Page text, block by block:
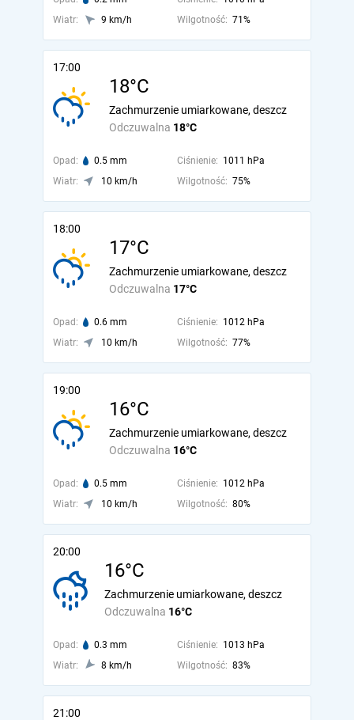
Wiatr:
9 km/h Wilgotność: 71%
17:00
18°C
Odczuwalna 18°C
Zachmurzenie umiarkowane, deszcz
Opad: 0.5 mm Ciśnienie: 1011 hPa
Wiatr:
10 km/h Wilgotność: 75%
18:00
17°C
Odczuwalna 17°C
Zachmurzenie umiarkowane, deszcz
Opad: 0.6 mm Ciśnienie: 1012 hPa
Wiatr:
10 km/h Wilgotność: 77%
19:00
16°C
Odczuwalna 16°C
Zachmurzenie umiarkowane, deszcz
Opad: 0.5 mm Ciśnienie: 1012 hPa
Wiatr:
10 km/h Wilgotność: 80%
20:00
16°C
Odczuwalna 16°C
Zachmurzenie umiarkowane, deszcz
Opad: 0.3 mm Ciśnienie: 1013 hPa
Wiatr:
8 km/h Wilgotność: 83%
21:00